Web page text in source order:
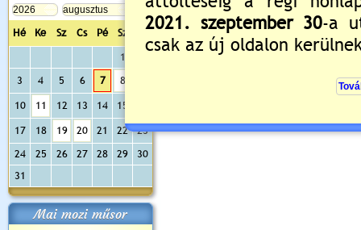
Hé Ke Sz Cs Pé Sz
Va
1
3
4 5 6 7 8
10 11 12 13 14 15
17 18 19 20 21 22
23
24
25 26 27 28 29
30
31
Mai mozi műsor